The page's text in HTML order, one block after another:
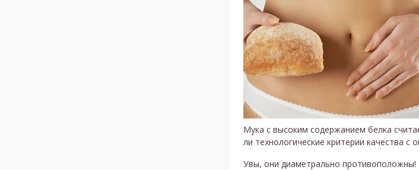
Мука с высоким содержанием белка
ли технологические критерии качества с
Увы, они диаметрально противоположны!